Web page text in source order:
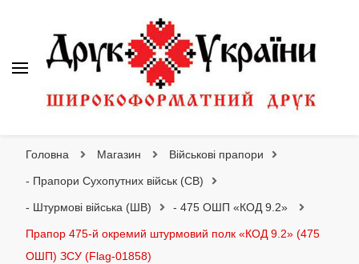
Головна Магазин Військові прапори
- Прапори Сухопутних військ (СВ)
- Штурмові війська (ШВ) - 475 ОШП «КОД 9.2»
Прапор 475-й окремий штурмовий полк «КОД 9.2» (475
ОШП) ЗСУ (Flag-01858)